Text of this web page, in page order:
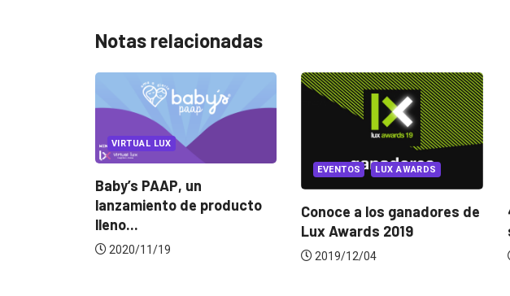
Notas relacionadas
de producto
Conoce a los ganadores de
MARKETING
MARKETING INTERNACIONAL
4 datos que quizás
sabías del...